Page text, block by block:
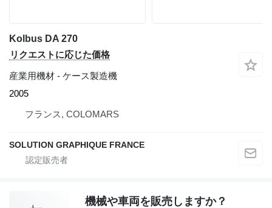
Kolbus DA 270
リクエストに応じた価格
産業用機材 - ケース製造機
2005
フランス, COLOMARS
SOLUTION GRAPHIQUE FRANCE
機械や車両を販売しますか？